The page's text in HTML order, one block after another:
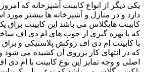
یکی دیگر از انواع کابینت آشپزخانه که
دارد و در منازل و آشپزخانه ها بیشتر مورد
کابینت هایگلاس می باشد این کابینت براق
که با بهره گیری از چوب های ام دی اف
با کابینت ام دی اف روکش پلاستیکی و
که در انتهای کار برروی آن کشیده می
اصلی و وجه تمایز این نوع کابینت با